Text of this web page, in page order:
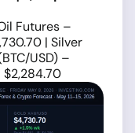
Futures –
| Silver
USD) –
$2,284.70